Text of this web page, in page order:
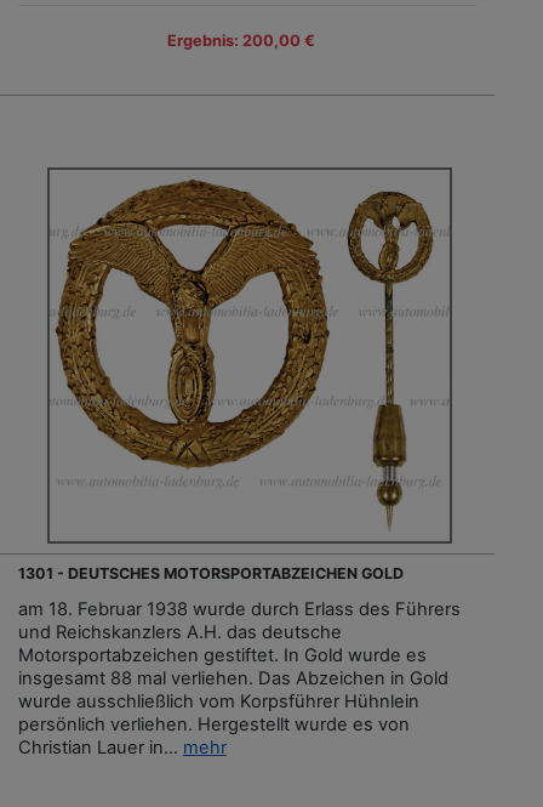
Ergebnis: 200,00 €
1301 - DEUTSCHES MOTORSPORTABZEICHEN GOLD
am 18. Februar 1938 wurde durch Erlass des Führers
und Reichskanzlers A.H. das deutsche
Motorsportabzeichen gestiftet. In Gold wurde es
insgesamt 88 mal verliehen. Das Abzeichen in Gold
wurde ausschließlich vom Korpsführer Hühnlein
persönlich verliehen. Hergestellt wurde es von
Christian Lauer in... mehr